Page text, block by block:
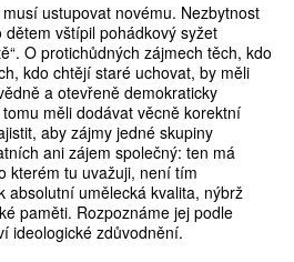
ustupovat novému. Nezbytnost
vštípil pohádkový syžet
O protichůdných zájmech těch, kdo
kdo chtějí staré uchovat, by měli
a otevřeně demokraticky
měli dodávat věcně korektní
aby zájmy jedné skupiny
ani zájem společný: ten má
kterém tu uvažuji, není tím
absolutní umělecká kvalita, nýbrž
paměti. Rozpoznáme jej podle
ideologické zdůvodnění.